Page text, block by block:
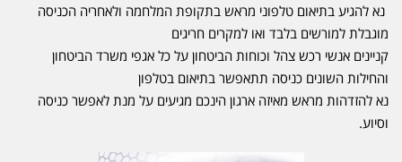
נא להגיע בתיאום טלפוני מראש בתקופת המלחמה ולאחריה הכניסה
מוגבלת למורשים בלבד ואו למקרים חריגים
קניינים אנשי רכש צהל וכוחות הביטחון על כל אגפי משרד הביטחון
והחילות השונים כניסה תתאפשר בתיאום בטלפון
נא להזדהות מראש מאיזה ארגון הינכם מגיעים על מנת לאפשר כניסה
וסיוע.